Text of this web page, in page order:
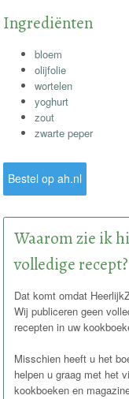
Ingrediënten
bloem
olijfolie
wortelen
yoghurt
zout
zwarte peper
Bestel op ah.nl
Waarom zie ik
volledige recept?
Dat komt omdat
Wij publiceren geen
recepten in uw
Misschien heeft u het
helpen u graag met het
kookboeken en